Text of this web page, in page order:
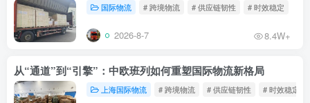
国际物流 # 跨境物流 # 供应链韧性 # 时效稳定
2026-8-7 8.4W+
从“通道”到“引擎”：中欧班列如何重塑国际物流新格局
上海国际物流 # 跨境物流 # 供应链韧性 # 时效稳定